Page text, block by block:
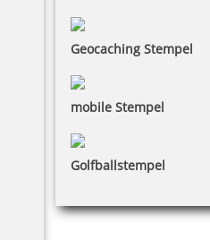
Geocaching Stempel
mobile Stempel
Golfballstempel